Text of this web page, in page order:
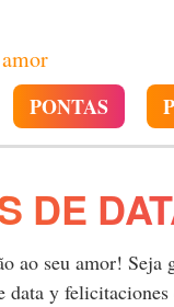
PONTAS
DE
ao seu amor!
data y